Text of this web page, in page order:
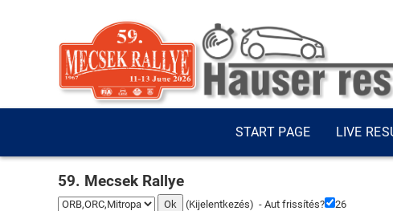
START PAGE LIVE
59. Mecsek Rallye
(Kijelentkezés) - Aut frissítés? 25